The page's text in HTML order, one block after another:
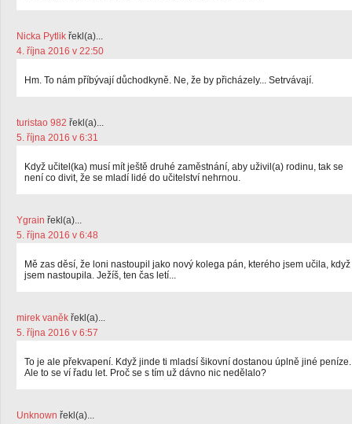
Nicka Pytlik řekl(a)...
4. října 2016 v 22:50
Hm. To nám příbývají důchodkyně. Ne, že by přicházely... Setrvávají.
turistao 982 řekl(a)...
5. října 2016 v 6:31
Když učitel(ka) musí mít ještě druhé zaměstnání, aby uživil(a) rodinu, tak se
není co divit, že se mladí lidé do učitelství nehrnou.
Ygrain řekl(a)...
5. října 2016 v 6:48
Mě zas děsí, že loni nastoupil jako nový kolega pán, kterého jsem učila, když
jsem nastoupila. Ježíš, ten čas letí...
mirek vaněk řekl(a)...
5. října 2016 v 6:57
To je ale překvapení. Když jinde ti mladsí šikovní dostanou úplně jiné peníze.
Ale to se ví řadu let. Proč se s tím už dávno nic nedělalo?
Unknown řekl(a)...